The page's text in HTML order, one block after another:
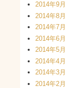
2014年9月
2014年8月
2014年7月
2014年6月
2014年5月
2014年4月
2014年3月
2014年2月